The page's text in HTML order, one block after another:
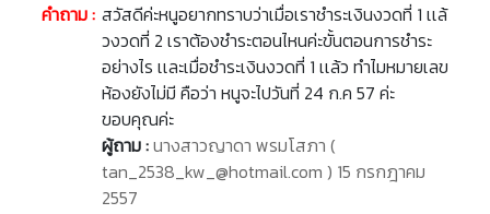
คำถาม : สวัสดีค่ะหนูอยากทราบว่าเมื่อเราชำระเงินงวดที่ 1 เเล้
วงวดที่ 2 เราต้องชำระตอนไหนค่ะขั้นตอนการชำระ
อย่างไร เเละเมื่อชำระเงินงวดที่ 1 เเล้ว ทำไมหมายเลข
ห้องยังไม่มี คือว่า หนูจะไปวันที่ 24 ก.ค 57 ค่ะ
ขอบคุณค่ะ
ผู้ถาม :นางสาวญาดา พรมโสภา (
tan_2538_kw_@hotmail.com ) 15 กรกฎาคม
2557